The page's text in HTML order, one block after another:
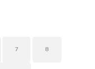
7 8